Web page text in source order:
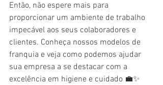
Então, não espere mais para
proporcionar um ambiente de trabalho
impecável aos seus colaboradores e
clientes. Conheça nossos modelos de
franquia e veja como podemos ajudar
sua empresa a se destacar com a
excelência em higiene e cuidado 💼✨